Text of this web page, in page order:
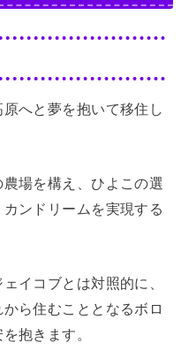
へと夢を抱いて移住し
場を構え、ひよこの選
ンドリームを実現する
イコブとは対照的に、
ら住むこととなるボロ
抱きます。